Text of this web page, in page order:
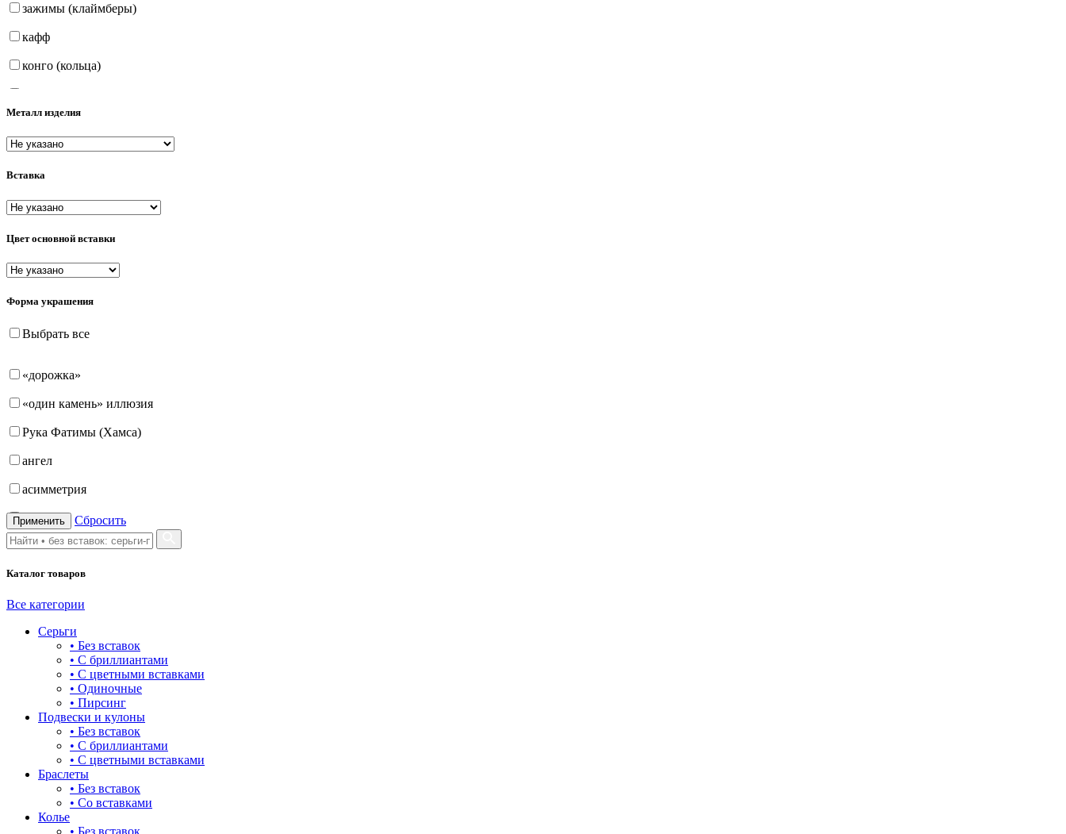
зажимы (клаймберы)
кафф
конго (кольца)
пусеты (гвоздики)
Металл изделия
Вставка
Цвет основной вставки
Форма украшения
Выбрать все
«дорожка»
«один камень» иллюзия
Рука Фатимы (Хамса)
ангел
асимметрия
бабочка
бантик
башня
бесконечность
буквы
булавка
гвоздь
деревья
длинные
для мам
Применить Сбросить
Каталог товаров
Все категории
Серьги
• Без вставок
• С бриллиантами
• С цветными вставками
• Одиночные
• Пирсинг
Подвески и кулоны
• Без вставок
• С бриллиантами
• С цветными вставками
Браслеты
• Без вставок
• Со вставками
Колье
• Без вставок